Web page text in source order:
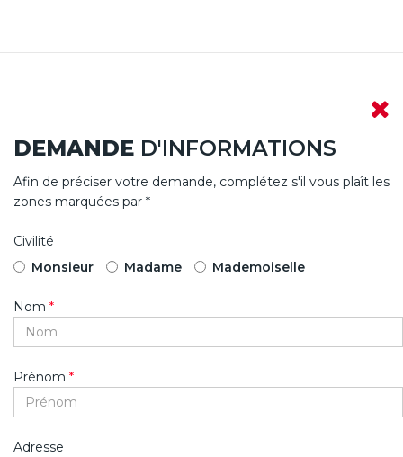
DEMANDE D'INFORMATIONS
Afin de préciser votre demande, complétez s'il vous plaît les
zones marquées par *
Civilité
Monsieur
Madame Mademoiselle
Nom *
Prénom *
Adresse